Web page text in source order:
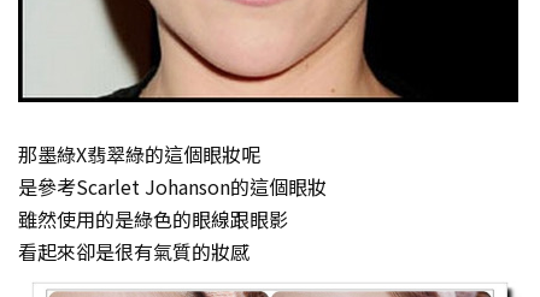
那墨綠X翡翠綠的這個眼妝呢
是參考Scarlet Johanson的這個眼妝
雖然使用的是綠色的眼線跟眼影
看起來卻是很有氣質的妝感